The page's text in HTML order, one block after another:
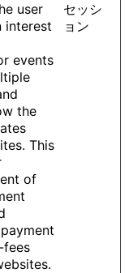
user
interest
events
the
This
of
セッシ
ョン